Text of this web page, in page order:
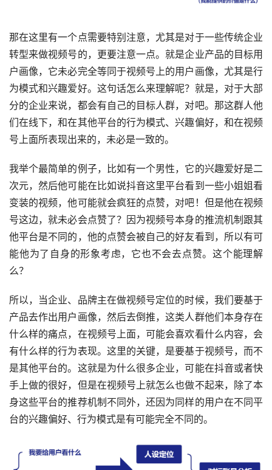
那在这里有一个点需要特别注意，尤其是对于一些传统企业
转型来做视频号的，更要注意一点。就是企业产品的目标用
户画像，它未必完全等同于视频号上的用户画像，尤其是行
为模式和兴趣爱好。这句话怎么来理解呢？就是，对于大部
分的企业来说，都会有自己的目标人群，对吧。那这群人他
们在线下，和在其他平台的行为模式、兴趣偏好，和在视频
号上面所表现出来的，未必是一致的。
我举个最简单的例子，比如有一个男性，它的兴趣爱好是二
次元，然后他可能在比如说抖音这里平台看到一些小姐姐看
变装的视频，他可能就会疯狂的点赞，对吧！但是他在视频
号这边，就未必会点赞了？因为视频号本身的推流机制跟其
他平台是不同的，他的点赞会被自己的好友看到，所以有可
能他为了自身的形象考虑，它也不会去点赞。这个能理解
么？
所以，当企业、品牌主在做视频号定位的时候，我们要基于
产品去作出用户画像，然后去倒推，这类人群他们本身存在
什么样的痛点，在视频号上面，可能会喜欢看什么内容，会
有什么样的行为表现。这里的关键，是要基于视频号，而不
是其他平台的。这就是为什么很多企业，可能在抖音或者快
手上做的很好，但是在视频号上就怎么也做不起来，除了本
身这些平台的推荐机制不同外，还因为同样的用户在不同平
台的兴趣偏好、行为模式是有可能完全不同的。